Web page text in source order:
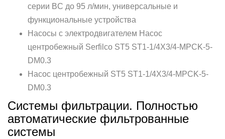
серии BC до 95 л/мин, универсальные и
функциональные устройства
Насосы с электродвигателем Насос
центробежный Serfilco ST5 ST1-1/4X3/4-MPCK-5-
DM0.3
Насос центробежный ST5 ST1-1/4X3/4-MPCK-5-
DM0.3
Системы фильтрации. Полностью
автоматические фильтрованные
системы